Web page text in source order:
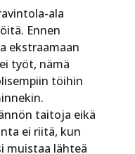
ala
Ennen
ekstraamaan
työt, nämä
töihin
taitoja eikä
ei riitä, kun
muistaa lähteä